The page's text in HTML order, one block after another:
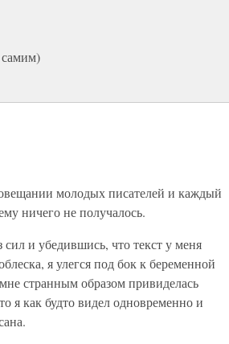
молодых писателей и каждый
ничего не получалось.
и убедившись, что текст у меня
я улегся под бок к беременной
странным образом привиделась
я как будто видел одновременно и